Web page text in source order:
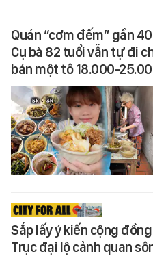
Quán “cơm đếm” gần
Cụ bà 82 tuổi vẫn tự đi
bán một tô 18.000-
Sắp lấy ý kiến cộng
Trục đại lộ cảnh quan